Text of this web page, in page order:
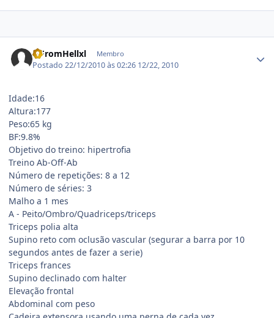
lxFromHellxl Membro
Postado22/12/2010 às 02:26 12/22, 2010
Idade:16
Altura:177
Peso:65 kg
BF:9.8%
Objetivo do treino: hipertrofia
Treino Ab-Off-Ab
Número de repetições: 8 a 12
Número de séries: 3
Malho a 1 mes
A - Peito/Ombro/Quadriceps/triceps
Triceps polia alta
Supino reto com oclusão vascular (segurar a barra por 10
segundos antes de fazer a serie)
Triceps frances
Supino declinado com halter
Elevação frontal
Abdominal com peso